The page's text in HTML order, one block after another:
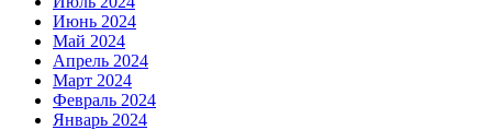
Июнь 2024
Май 2024
Апрель 2024
Март 2024
Февраль 2024
Январь 2024